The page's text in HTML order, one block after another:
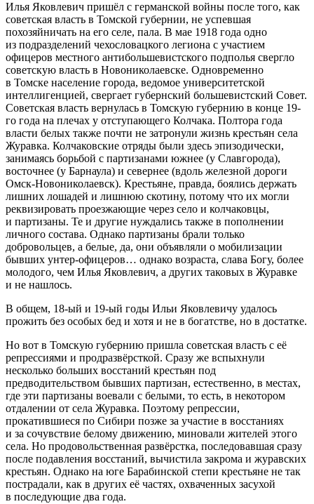
Илья Яковлевич пришёл с германской войны после того, как
советская власть в Томской губернии, не успевшая
похозяйничать на его селе, пала. В мае 1918 года одно
из подразделений чехословацкого легиона с участием
офицеров местного антибольшевистского подполья свергло
советскую власть в Новониколаевске. Одновременно
в Томске население города, ведомое университетской
интеллигенцией, свергает губернский большевистский Совет.
Советская власть вернулась в Томскую губернию в конце 19-
го года на плечах у отступающего Колчака. Полтора года
власти белых также почти не затронули жизнь крестьян села
Журавка. Колчаковские отряды были здесь эпизодически,
занимаясь борьбой с партизанами южнее (у Славгорода),
восточнее (у Барнаула) и севернее (вдоль железной дороги
Омск-Новониколаевск). Крестьяне, правда, боялись держать
лишних лошадей и лишнюю скотину, потому что их могли
реквизировать проезжающие через село и колчаковцы,
и партизаны. Те и другие нуждались также в пополнении
личного состава. Однако партизаны брали только
добровольцев, а белые, да, они объявляли о мобилизации
бывших унтер-офицеров… однако возраста, слава Богу, более
молодого, чем Илья Яковлевич, а других таковых в Журавке
и не нашлось.
В общем, 18-ый и 19-ый годы Ильи Яковлевичу удалось
прожить без особых бед и хотя и не в богатстве, но в достатке.
Но вот в Томскую губернию пришла советская власть с её
репрессиями и продразвёрсткой. Сразу же вспыхнули
несколько больших восстаний крестьян под
предводительством бывших партизан, естественно, в местах,
где эти партизаны воевали с белыми, то есть, в некотором
отдалении от села Журавка. Поэтому репрессии,
прокатившиеся по Сибири позже за участие в восстаниях
и за сочувствие белому движению, миновали жителей этого
села. Но продовольственная развёрстка, последовавшая сразу
после подавления восстаний, вычистила закрома и журавских
крестьян. Однако на юге Барабинской степи крестьяне не так
пострадали, как в других её частях, охваченных засухой
в последующие два года.